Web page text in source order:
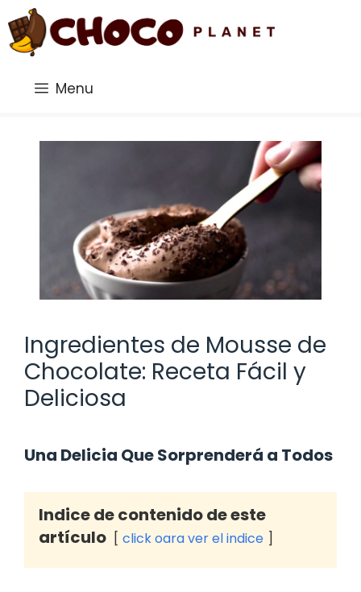
Saltar
al
contenido
Menu
Ingredientes de Mousse de
Chocolate: Receta Fácil y
Deliciosa
Una Delicia Que Sorprenderá a Todos
Indice de contenido de este
artículo
click oara ver el indice